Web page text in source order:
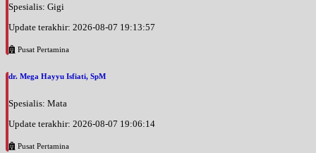
Spesialis: Gigi
Update terakhir: 2026-08-07 19:13:57
Pusat Pertamina
dr. Mega Hayyu Isfiati, SpM
Spesialis: Mata
Update terakhir: 2026-08-07 19:06:14
Pusat Pertamina